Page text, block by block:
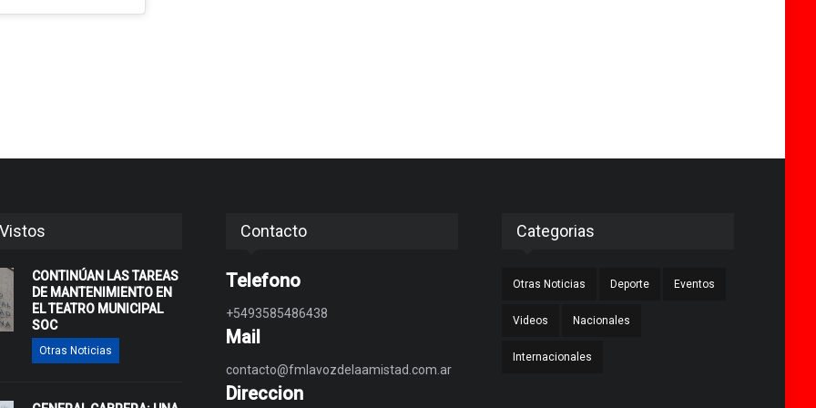
CONTINÚAN LAS TAREAS
DE MANTENIMIENTO EN
EL TEATRO MUNICIPAL
SOC
Otras Noticias
Contacto
Telefono
+5493585486438
Mail
contacto@fmlavozdelaamistad.com.ar
Direccion
Categorias
Otras Noticias Deporte Eventos
Videos Nacionales
Internacionales